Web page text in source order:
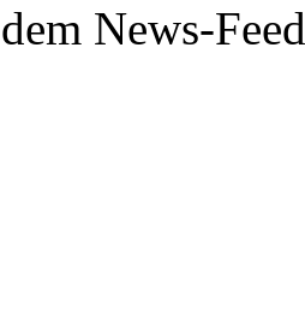
News-